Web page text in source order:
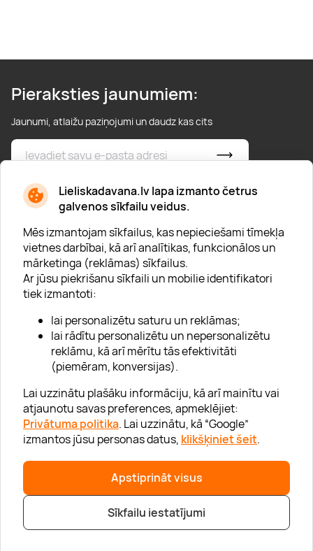
Lieliskadavana.lv lapa izmanto četrus
galvenos sīkfailu veidus.
Mēs izmantojam sīkfailus, kas nepieciešami tīmekļa
vietnes darbībai, kā arī analītikas, funkcionālos un
mārketinga (reklāmas) sīkfailus.
Ar jūsu piekrišanu sīkfaili un mobilie identifikatori
tiek izmantoti:
lai personalizētu saturu un reklāmas;
lai rādītu personalizētu un nepersonalizētu
reklāmu, kā arī mērītu tās efektivitāti
(piemēram, konversijas).
Lai uzzinātu plašāku informāciju, kā arī mainītu vai
atjaunotu savas preferences, apmeklējiet:
Privātuma politika. Lai uzzinātu, kā “Google”
izmantos jūsu personas datus, klikšķiniet šeit.
Apstiprināt visus
Sīkfailu iestatījumi
Pieraksties jaunumiem:
Jaunumi, atlaižu paziņojumi un daudz kas cits
* Esmu iepazinies/usies ar privātuma politiku
Par "Lieliska dāvana"
Uzņēmumiem
Palīdzība
“GERA DOVANA” GRUPA
|info@lieliskadavana.lv |+371 6601 8025